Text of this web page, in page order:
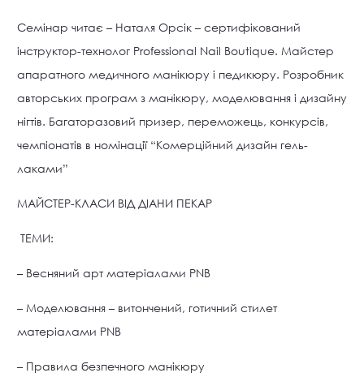
Семінар читає – Наталя Орсік – сертифікований
інструктор-технолог Professional Nail Boutique. Майстер
апаратного медичного манікюру і педикюру. Розробник
авторських програм з манікюру, моделювання і дизайну
нігтів. Багаторазовий призер, переможець, конкурсів,
чемпіонатів в номінації “Комерційний дизайн гель-
лаками”
МАЙСТЕР-КЛАСИ ВІД ДІАНИ ПЕКАР
ТЕМИ:
– Весняний арт матеріалами PNB
– Моделювання – витончений, готичний стилет
матеріалами PNB
– Правила безпечного манікюру